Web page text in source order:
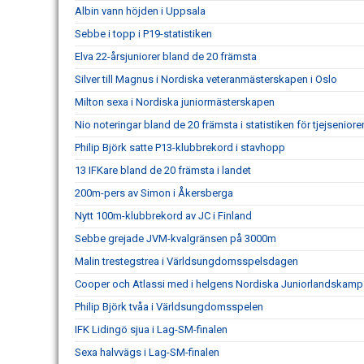
Albin vann höjden i Uppsala
Sebbe i topp i P19-statistiken
Elva 22-årsjuniorer bland de 20 främsta
Silver till Magnus i Nordiska veteranmästerskapen i Oslo
Milton sexa i Nordiska juniormästerskapen
Nio noteringar bland de 20 främsta i statistiken för
Philip Björk satte P13-klubbrekord i stavhopp
13 IFKare bland de 20 främsta i landet
200m-pers av Simon i Åkersberga
Nytt 100m-klubbrekord av JC i Finland
Sebbe grejade JVM-kvalgränsen på 3000m
Malin trestegstrea i Världsungdomsspelsdagen
Cooper och Atlassi med i helgens Nordiska Juniorlandskamp
Philip Björk tvåa i Världsungdomsspelen
IFK Lidingö sjua i Lag-SM-finalen
Sexa halvvägs i Lag-SM-finalen